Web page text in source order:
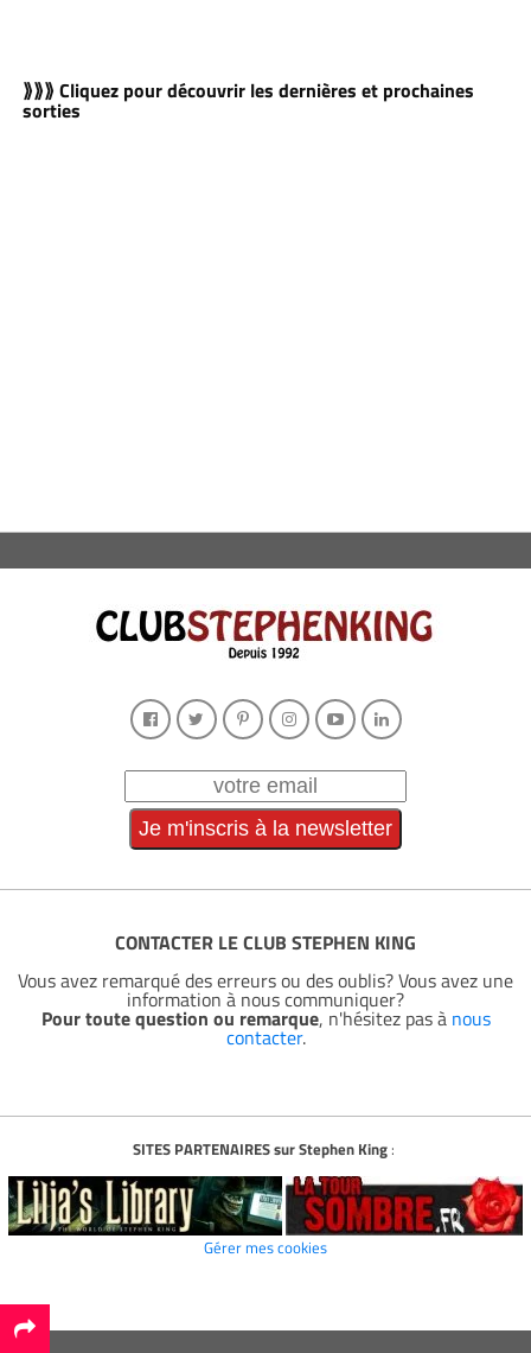
⟫⟫⟫ Cliquez pour découvrir les dernières et prochaines
sorties
CONTACTER LE CLUB STEPHEN KING
Vous avez remarqué des erreurs ou des oublis? Vous avez une
information à nous communiquer?
Pour toute question ou remarque, n'hésitez pas à nous
contacter.
SITES PARTENAIRES sur Stephen King:
Gérer mes cookies